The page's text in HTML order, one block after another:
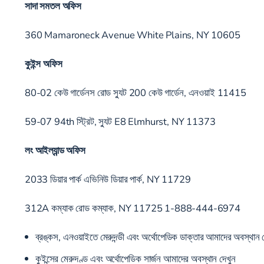
সাদা সমতল অফিস
360 Mamaroneck Avenue White Plains, NY 10605
কুইন্স অফিস
80-02 কেউ গার্ডেনস রোড স্যুট 200 কেউ গার্ডেন, এনওয়াই 11415
59-07 94th স্ট্রিট, স্যুট E8 Elmhurst, NY 11373
লং আইল্যান্ড অফিস
2033 ডিয়ার পার্ক এভিনিউ ডিয়ার পার্ক, NY 11729
312A কম্যাক রোড কম্যাক, NY 11725 1-888-444-6974
ব্রঙ্কস, এনওয়াইতে মেরুদন্ডী এবং অর্থোপেডিক ডাক্তারআমাদের অবস্থান
কুইন্সের মেরুদণ্ড এবং অর্থোপেডিক সার্জনআমাদের অবস্থান দেখুন